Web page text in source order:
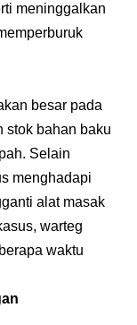
meninggalkan
besar pada
stok bahan baku
Selain
menghadapi
alat masak
warteg
waktu